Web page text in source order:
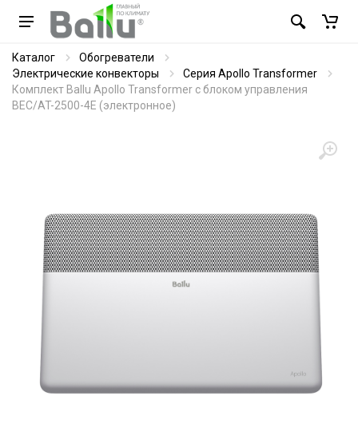
Каталог
Обогреватели
Электрические конвекторы
Серия Apollo Transformer
Комплект Ballu Apollo Transformer с блоком управления
BEC/AT-2500-4E (электронное)